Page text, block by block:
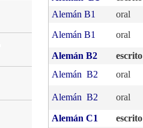
Alemán B1
oral
Alemán B1
oral
Alemán B2 escrito
Alemán B2
oral
Alemán B2 oral
Alemán C1 escrito